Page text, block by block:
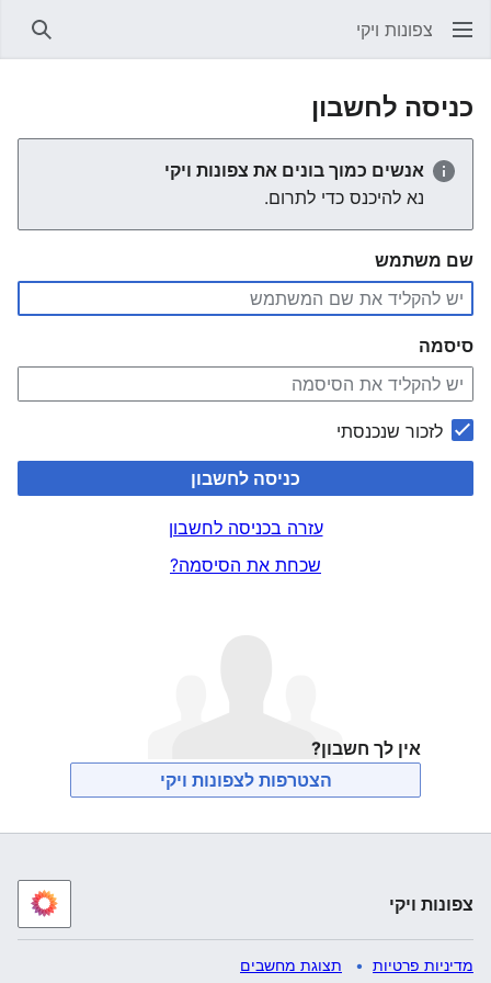
צפונות ויקי
כניסה לחשבון
אנשים כמוך בונים את צפונות ויקי
נא להיכנס כדי לתרום.
שם משתמש
סיסמה
לזכור שנכנסתי
כניסה לחשבון
עזרה בכניסה לחשבון
שכחת את הסיסמה?
אין לך חשבון?
הצטרפות לצפונות ויקי
צפונות ויקי
מדיניות פרטיות תצוגת מחשבים